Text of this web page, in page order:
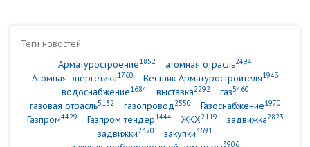
Теги новостей
Арматуростроение1852 атомная отрасль2494
Атомная энергетика1760 Вестник Арматуростроителя1943
водоснабжение1684 выставка2292 газ5460
газовая отрасль5132 газопровод2550 Газоснабжение1970
Газпром4429 Газпром тендер1444 ЖКХ2119 задвижка2823
задвижки2320 закупки3691
3906